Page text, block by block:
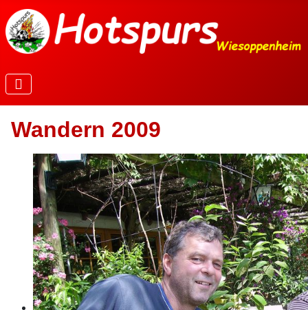
Wandern 2009